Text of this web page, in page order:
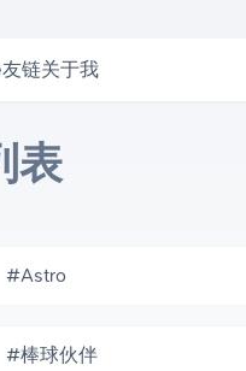
友链关于我
表
#Astro
#棒球伙伴